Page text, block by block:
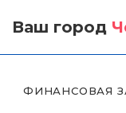
Ваш город
ФИНАНСОВАЯ